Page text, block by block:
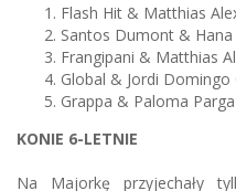
Flash Hit & Matthias
Santos Dumont & Hana
Frangipani & Matthias
Global & Jordi Domingo
Grappa & Paloma
KONIE 6-LETNIE
Na Majorkę przyjechały